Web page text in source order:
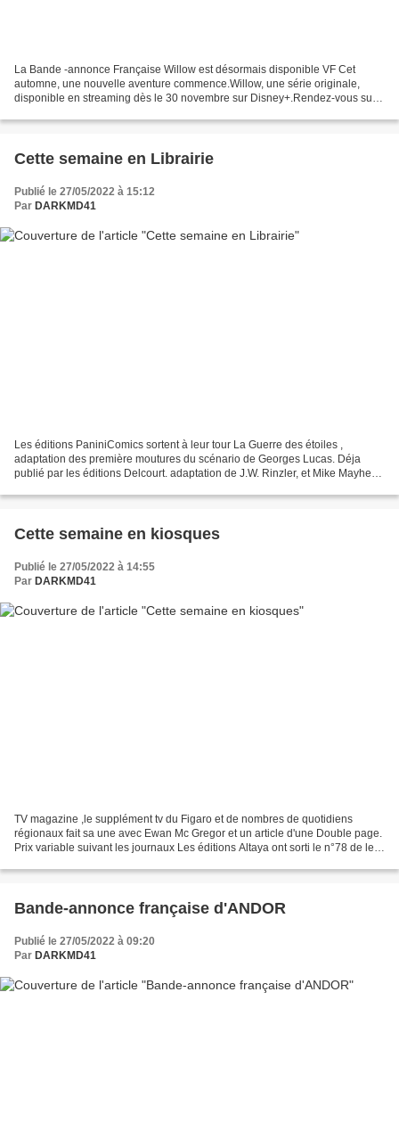
La Bande -annonce Française Willow est désormais disponible VF Cet
automne, une nouvelle aventure commence.Willow, une série originale,
disponible en streaming dès le 30 novembre sur Disney+.Rendez-vous sur
Cette semaine en Librairie
Publié le 27/05/2022 à 15:12
Par DARKMD41
Les éditions PaniniComics sortent à leur tour La Guerre des étoiles ,
adaptation des première moutures du scénario de Georges Lucas. Déja
publié par les éditions Delcourt. adaptation de J.W. Rinzler, et Mike Mayhew
Cette semaine en kiosques
Publié le 27/05/2022 à 14:55
Par DARKMD41
TV magazine ,le supplément tv du Figaro et de nombres de quotidiens
régionaux fait sa une avec Ewan Mc Gregor et un article d'une Double page.
Prix variable suivant les journaux Les éditions Altaya ont sorti le n°78 de leur
Bande-annonce française d'ANDOR
Publié le 27/05/2022 à 09:20
Par DARKMD41